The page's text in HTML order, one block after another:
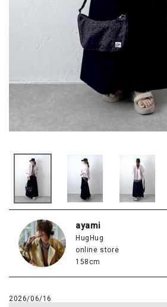
ayami
HugHug
online store
158cm
2026/06/16